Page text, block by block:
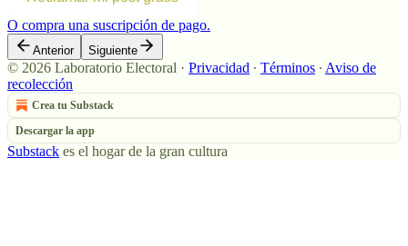
O compra una suscripción de pago.
Anterior Siguiente
© 2026 Laboratorio Electoral · Privacidad ∙ Términos ∙ Aviso de
recolección
Crea tu Substack
Descargar la app
Substack es el hogar de la gran cultura